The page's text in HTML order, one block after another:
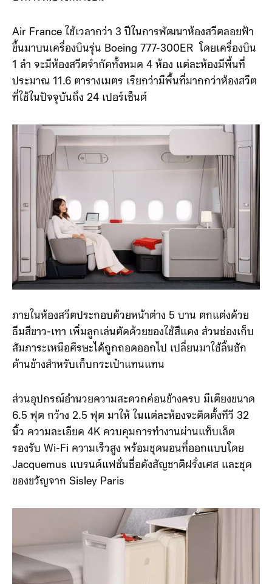
Air France ใช้เวลากว่า 3 ปีในการพัฒนาห้องสวีตลอยฟ้า
ขึ้นมาบนเครื่องบินรุ่น Boeing 777-300ER โดยเครื่องบิน
1 ลำ จะมีห้องสวีตจำกัดทั้งหมด 4 ห้อง แต่ละห้องมีพื้นที่
ประมาณ 11.6 ตารางเมตร เรียกว่ามีพื้นที่มากกว่าห้องสวีต
ที่ใช้ในปัจจุบันถึง 24 เปอร์เซ็นต์
ภายในห้องสวีตประกอบด้วยหน้าต่าง 5 บาน ตกแต่งด้วย
ธีมสีขาว-เทา เพิ่มลูกเล่นตัดด้วยของใช้สีแดง ส่วนช่องเก็บ
สัมภาระเหนือศีรษะได้ถูกถอดออกไป เปลี่ยนมาใช้ลิ้นชัก
ด้านข้างสำหรับเก็บกระเป๋าแทนแทน
ส่วนอุปกรณ์อำนวยความสะดวกค่อนข้างครบ มีเตียงขนาด
6.5 ฟุต กว้าง 2.5 ฟุต มาให้ ในแต่ละห้องจะติดตั้งทีวี 32
นิ้ว ความละเอียด 4K ควบคุมการทำงานผ่านแท็บเล็ต
รองรับ Wi-Fi ความเร็วสูง พร้อมชุดนอนที่ออกแบบโดย
Jacquemus แบรนด์แฟชั่นชื่อดังสัญชาติฝรั่งเศส และชุด
ของขวัญจาก Sisley Paris